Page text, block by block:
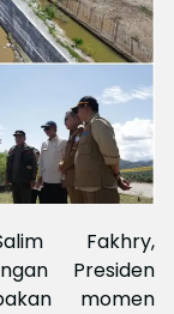
Fakhry,
Presiden
momen